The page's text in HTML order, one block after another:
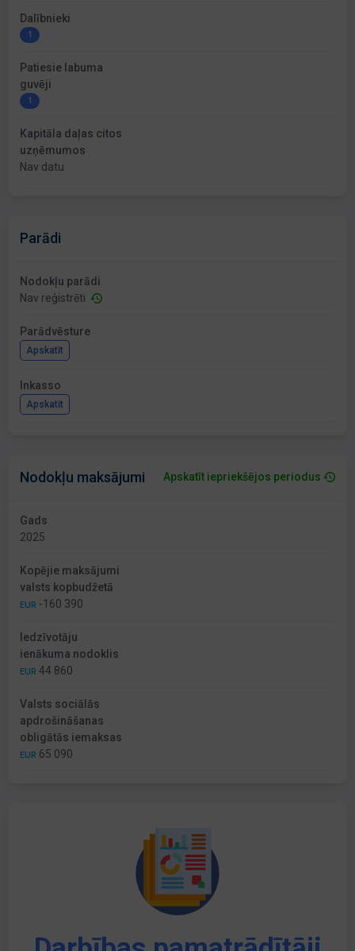
Dalībnieki
1
Patiesie labuma
guvēji
1
Kapitāla daļas citos
uzņēmumos
Nav datu
Parādi
Nodokļu parādi
Nav reģistrēti
Parādvēsture
Apskatīt
Inkasso
Apskatīt
Nodokļu maksājumi Apskatīt iepriekšējos periodus
Gads
2025
Kopējie maksājumi
valsts kopbudžetā
EUR -160 390
Iedzīvotāju
ienākuma nodoklis
EUR 44 860
Valsts sociālās
apdrošināšanas
obligātās iemaksas
EUR 65 090